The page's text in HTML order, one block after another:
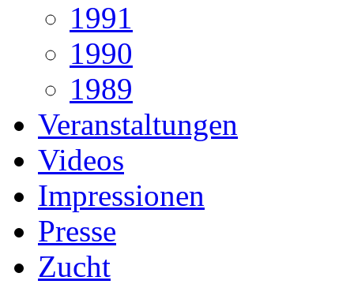
1991
1990
1989
Veranstaltungen
Videos
Impressionen
Presse
Zucht